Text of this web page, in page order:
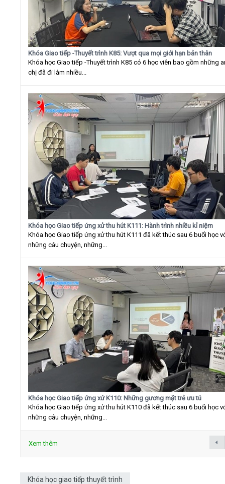
Khóa Giao tiếp -Thuyết trình K85: Vượt qua mọi giới hạn bản thân
Khóa học Giao tiếp -Thuyết trình K85 có 6 học viên bao gồm những
chị đã đi làm nhiều...
Khóa học Giao tiếp ứng xử thu hút K111: Hành trình nhiều kỉ niệm
Khóa học Giao tiếp ứng xử thu hút K111 đã kết thúc sau 6 buổi học
những câu chuyện, những...
Khóa học Giao tiếp ứng xử K110: Những gương mặt trẻ ưu tú
Khóa học Giao tiếp ứng xử thu hút K110 đã kết thúc sau 6 buổi học
những câu chuyện, những...
Xem thêm
Khóa học giao tiếp thuyết trình